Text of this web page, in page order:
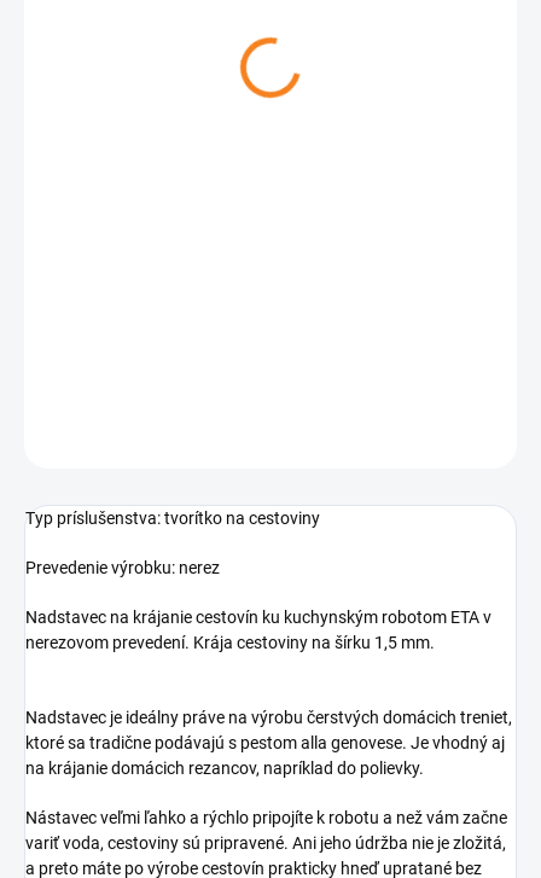
Typ príslušenstva: tvorítko na cestoviny
Prevedenie výrobku: nerez
Nadstavec na krájanie cestovín ku kuchynským robotom ETA v
nerezovom prevedení. Krája cestoviny na šírku 1,5 mm.
Nadstavec je ideálny práve na výrobu čerstvých domácich treniet,
ktoré sa tradične podávajú s pestom alla genovese. Je vhodný aj
na krájanie domácich rezancov, napríklad do polievky.
Nástavec veľmi ľahko a rýchlo pripojíte k robotu a než vám začne
variť voda, cestoviny sú pripravené. Ani jeho údržba nie je zložitá,
a preto máte po výrobe cestovín prakticky hneď upratané bez